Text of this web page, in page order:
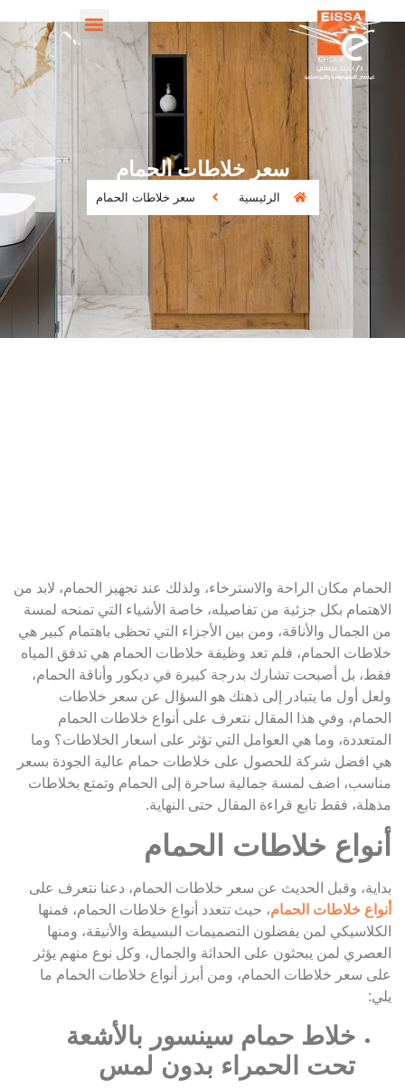
سعر خلاطات الحمام
الرئيسية سعر خلاطات الحمام
الحمام مكان الراحة والاسترخاء، ولذلك عند تجهيز الحمام، لابد من
الاهتمام بكل جزئية من تفاصيله، خاصة الأشياء التي تمنحه لمسة
من الجمال والأناقة، ومن بين الأجزاء التي تحظى باهتمام كبير هي
خلاطات الحمام، فلم تعد وظيفة خلاطات الحمام هي تدفق المياه
فقط، بل أصبحت تشارك بدرجة كبيرة في ديكور وأناقة الحمام،
ولعل أول ما يتبادر إلى ذهنك هو السؤال عن سعر خلاطات
الحمام، وفي هذا المقال نتعرف على أنواع خلاطات الحمام
المتعددة، وما هي العوامل التي تؤثر على اسعار الخلاطات؟ وما
هي افضل شركة للحصول على خلاطات حمام عالية الجودة بسعر
مناسب، اضف لمسة جمالية ساحرة إلى الحمام وتمتع بخلاطات
مذهلة، فقط تابع قراءة المقال حتى النهاية.
أنواع خلاطات الحمام
بداية، وقبل الحديث عن سعر خلاطات الحمام، دعنا نتعرف على
أنواع خلاطات الحمام، حيث تتعدد أنواع خلاطات الحمام، فمنها
الكلاسيكي لمن يفضلون التصميمات البسيطة والأنيقة، ومنها
العصري لمن يبحثون على الحداثة والجمال، وكل نوع منهم يؤثر
على سعر خلاطات الحمام، ومن أبرز أنواع خلاطات الحمام ما
يلي:
خلاط حمام سينسور بالأشعة
تحت الحمراء بدون لمس